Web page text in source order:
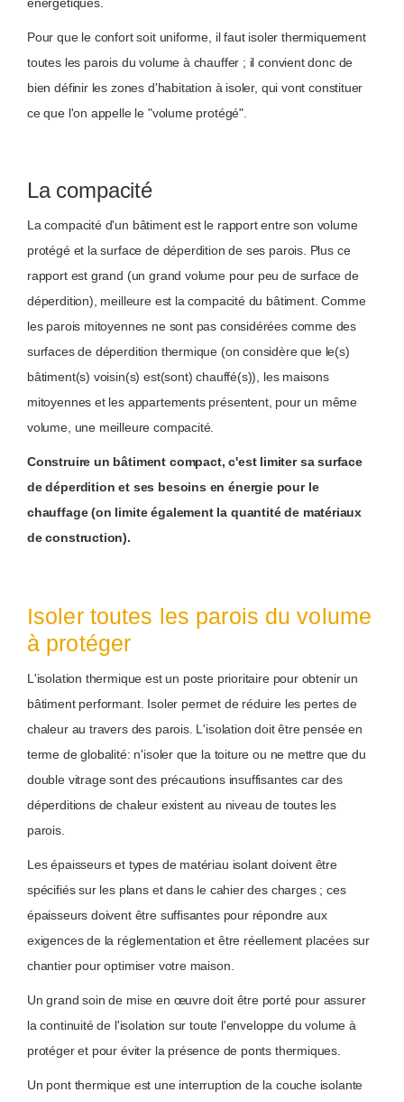
Pour que le confort soit uniforme, il faut isoler thermiquement
toutes les parois du volume à chauffer ; il convient donc de
bien définir les zones d'habitation à isoler, qui vont constituer
ce que l'on appelle le "volume protégé".
La compacité
La compacité d'un bâtiment est le rapport entre son volume
protégé et la surface de déperdition de ses parois. Plus ce
rapport est grand (un grand volume pour peu de surface de
déperdition), meilleure est la compacité du bâtiment. Comme
les parois mitoyennes ne sont pas considérées comme des
surfaces de déperdition thermique (on considère que le(s)
bâtiment(s) voisin(s) est(sont) chauffé(s)), les maisons
mitoyennes et les appartements présentent, pour un même
volume, une meilleure compacité.
Construire un bâtiment compact, c'est limiter sa surface
de déperdition et ses besoins en énergie pour le
chauffage (on limite également la quantité de matériaux
de construction).
Isoler toutes les parois du volume
à protéger
L'isolation thermique est un poste prioritaire pour obtenir un
bâtiment performant. Isoler permet de réduire les pertes de
chaleur au travers des parois. L'isolation doit être pensée en
terme de globalité: n'isoler que la toiture ou ne mettre que du
double vitrage sont des précautions insuffisantes car des
déperditions de chaleur existent au niveau de toutes les
parois.
Les épaisseurs et types de matériau isolant doivent être
spécifiés sur les plans et dans le cahier des charges ; ces
épaisseurs doivent être suffisantes pour répondre aux
exigences de la réglementation et être réellement placées sur
chantier pour optimiser votre maison.
Un grand soin de mise en œuvre doit être porté pour assurer
la continuité de l'isolation sur toute l'enveloppe du volume à
protéger et pour éviter la présence de ponts thermiques.
Un pont thermique est une interruption de la couche isolante